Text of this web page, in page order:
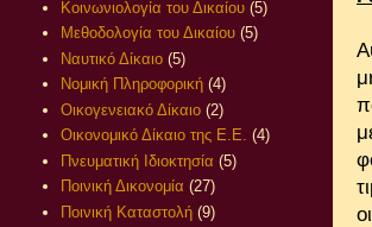
Κοινωνιολογία του Δικαίου (5)
Μεθοδολογία του Δικαίου (5)
Ναυτικό Δίκαιο (5)
Νομική Πληροφορική (4)
Οικογενειακό Δίκαιο (2)
Οικονομικό Δίκαιο της Ε.Ε. (4)
Πνευματική Ιδιοκτησία (5)
Ποινική Δικονομία (27)
Ποινική Καταστολή (9)